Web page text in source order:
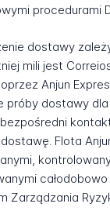
procedurami
dostawy
mili jest
Anjun
próby dostawy
Flota
Zarządzania